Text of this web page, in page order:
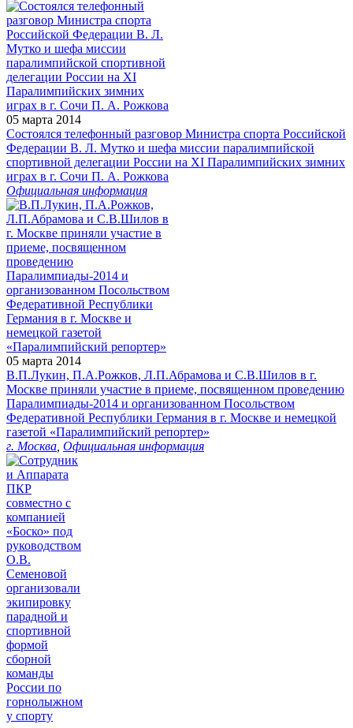
05 марта 2014
Состоялся телефонный разговор Министра спорта Российской
Федерации В. Л. Мутко и шефа миссии паралимпийской
спортивной делегации России на XI Паралимпийских зимних
играх в г. Сочи П. А. Рожкова
Официальная информация
05 марта 2014
В.П.Лукин, П.А.Рожков, Л.П.Абрамова и С.В.Шилов в г.
Москве приняли участие в приеме, посвященном проведению
Паралимпиады-2014 и организованном Посольством
Федеративной Республики Германия в г. Москве и немецкой
газетой «Паралимпийский репортер»
г. Москва Официальная информация